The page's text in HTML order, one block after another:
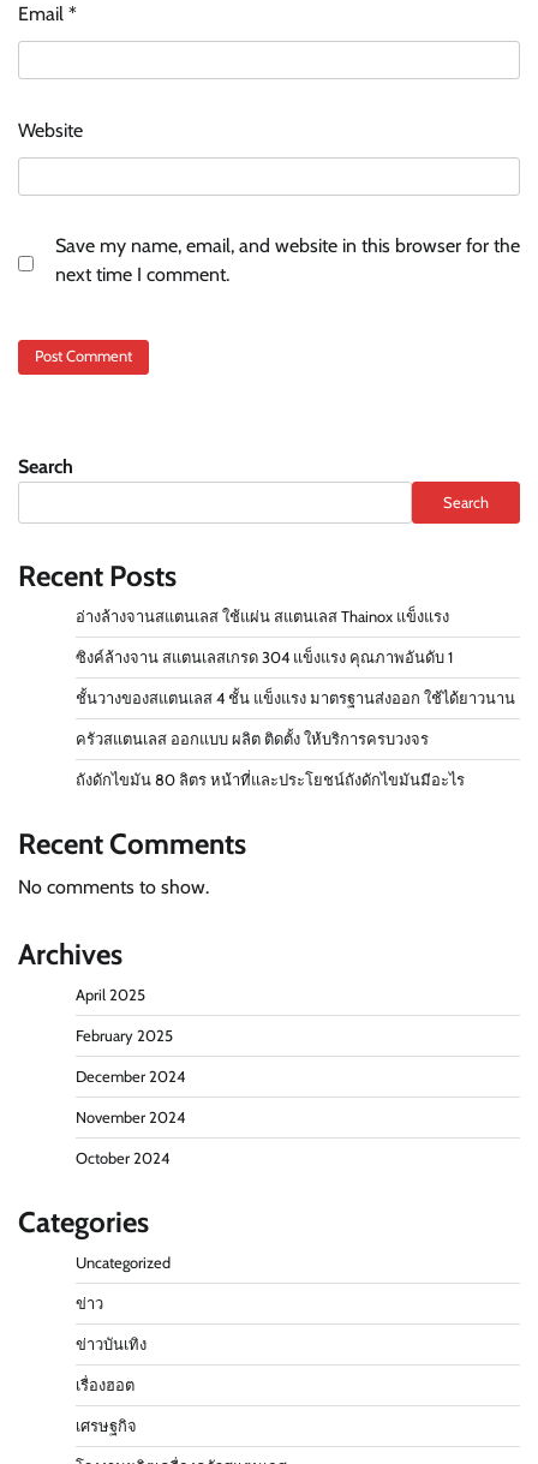
Email *
Website
Save my name, email, and website in this browser for the
next time I comment.
Search
Search
Recent Posts
อ่างล้างจานสแตนเลส ใช้แผ่น สแตนเลส Thainox แข็งแรง
ซิงค์ล้างจาน สแตนเลสเกรด 304 แข็งแรง คุณภาพอันดับ 1
ชั้นวางของสแตนเลส 4 ชั้น แข็งแรง มาตรฐานส่งออก ใช้ได้ยาวนาน
ครัวสแตนเลส ออกแบบ ผลิต ติดตั้ง ให้บริการครบวงจร
ถังดักไขมัน 80 ลิตร หน้าที่และประโยชน์ถังดักไขมันมีอะไร
Recent Comments
No comments to show.
Archives
April 2025
February 2025
December 2024
November 2024
October 2024
Categories
Uncategorized
ข่าว
ข่าวบันเทิง
เรื่องฮอต
เศรษฐกิจ